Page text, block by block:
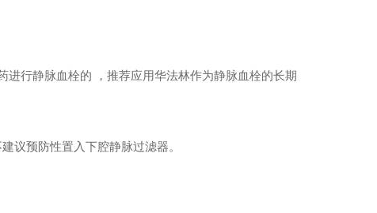
行静脉血栓的 ，推荐应用华法林作为静脉血栓的长期
议预防性置入下腔静脉过滤器。